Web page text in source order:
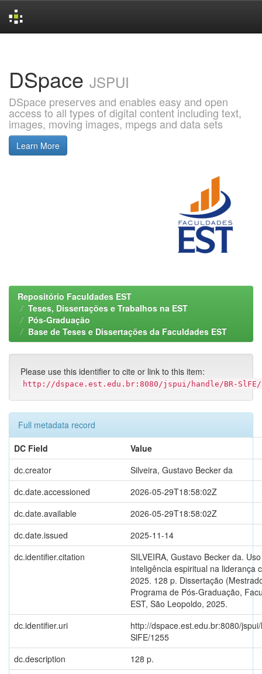
DSpace JSPUI
DSpace preserves and enables easy and open
access to all types of digital content including text,
images, moving images, mpegs and data sets
Learn More
Repositório Faculdades EST
Teses, Dissertações e Trabalhos na EST
Pós-Graduação
Base de Teses e Dissertações da Faculdades EST
Please use this identifier to cite or link to this item:
http://dspace.est.edu.br:8080/jspui/handle/BR-SlFE/
Full metadata record
DC Field
Value
dc.creator
Silveira, Gustavo Becker da
dc.date.accessioned
2026-05-29T18:58:02Z
dc.date.available
2026-05-29T18:58:02Z
dc.date.issued
2025-11-14
dc.identifier.citation
SILVEIRA, Gustavo Becker da.
inteligência espiritual na liderança
2025. 128 p. Dissertação
Programa de Pós-Graduação,
EST, São Leopoldo, 2025.
dc.identifier.uri
http://dspace.est.edu.br:8080/
SlFE/1255
dc.description
128 p.